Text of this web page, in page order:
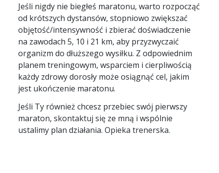
Jeśli nigdy nie biegłeś maratonu, warto rozpocząć
od krótszych dystansów, stopniowo zwiększać
objętość/intensywność i zbierać doświadczenie
na zawodach 5, 10 i 21 km, aby przyzwyczaić
organizm do dłuższego wysiłku. Z odpowiednim
planem treningowym, wsparciem i cierpliwością
każdy zdrowy dorosły może osiągnąć cel, jakim
jest ukończenie maratonu.
Jeśli Ty również chcesz przebiec swój pierwszy
maraton,skontaktuj się ze mną i wspólnie
ustalimy plan działania.Opieka trenerska.